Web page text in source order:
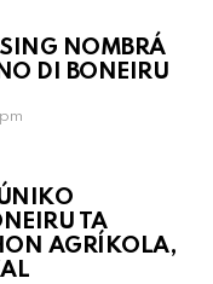
NOMBRÁ
DI BONEIRU
TA
AGRÍKOLA,